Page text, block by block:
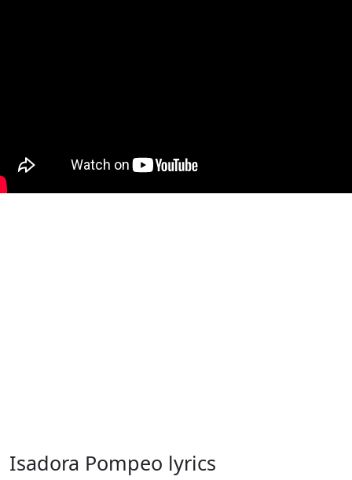
Isadora Pompeo lyrics